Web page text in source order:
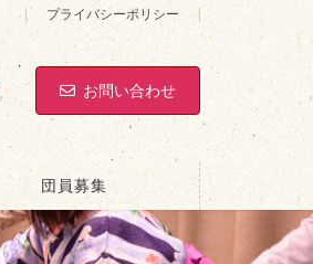
プライバシーポリシー
お問い合わせ
団員募集